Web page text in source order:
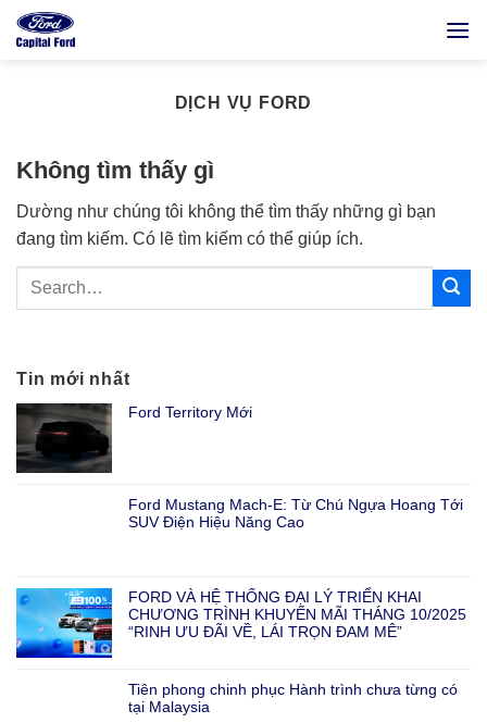
qua
DỊCH VỤ FORD
Không tìm thấy gì
Dường như chúng tôi không thể tìm thấy những gì bạn
đang tìm kiếm. Có lẽ tìm kiếm có thể giúp ích.
Tin mới nhất
Ford Territory Mới
Ford Mustang Mach-E: Từ Chú Ngựa Hoang Tới
SUV Điện Hiệu Năng Cao
FORD VÀ HỆ THỐNG ĐẠI LÝ TRIỂN KHAI
CHƯƠNG TRÌNH KHUYẾN MÃI THÁNG 10/2025
“RINH ƯU ĐÃI VỀ, LÁI TRỌN ĐAM MÊ”
Tiên phong chinh phục Hành trình chưa từng có
tại Malaysia